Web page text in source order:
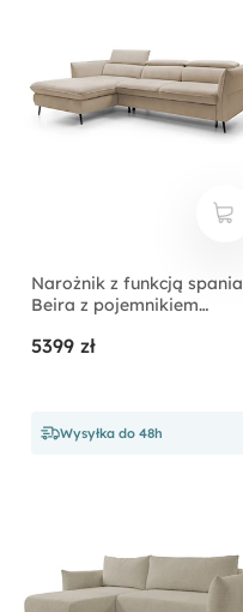
Narożnik z funkcją spania
Beira z pojemnikiem
5399 zł
Wysyłka do 48h